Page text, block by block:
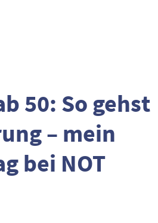
50: So gehst
– mein
bei NOT